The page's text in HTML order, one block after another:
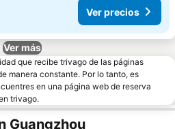
Ver precios
Ver más
que recibe trivago de las páginas
manera constante. Por lo tanto, es
en una página web de reserva
trivago.
Guangzhou